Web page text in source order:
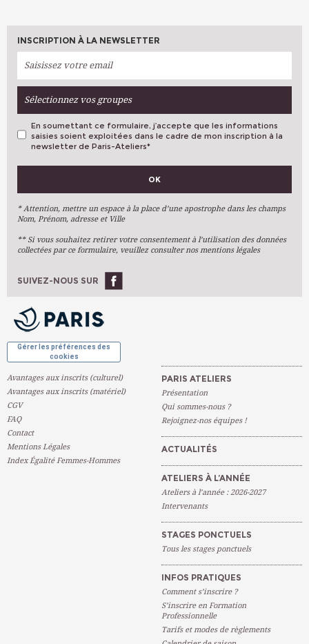
INSCRIPTION À LA NEWSLETTER
Sélectionnez vos groupes
VOS PRÉFÉRENCES
Arts Plastiques
Arts Du Texte
Arts Numériques
Ateliers À L'année
En soumettant ce formulaire, j’accepte que les informations
saisies soient exploitées dans le cadre de mon inscription à la
newsletter de Paris-Ateliers*
OK
* Attention, mettre un espace à la place d’une apostrophe dans les champs
Nom, Prénom, adresse et Ville
** Si vous souhaitez retirer votre consentement à l’utilisation des données
collectées par ce formulaire, veuillez consulter nos mentions légales
SUIVEZ-NOUS SUR
Gérer les préférences des
cookies
Avantages aux inscrits (culturel)
Avantages aux inscrits (matériel)
CGV
FAQ
Contact
Mentions Légales
Index Égalité Femmes-Hommes
PARIS ATELIERS
Présentation
Qui sommes-nous ?
Rejoignez-nos équipes !
ACTUALITÉS
ATELIERS À L’ANNÉE
Ateliers à l’année : 2026-2027
Intervenants
STAGES PONCTUELS
Tous les stages ponctuels
INFOS PRATIQUES
Comment s’inscrire ?
S’inscrire en Formation
Professionnelle
Tarifs et modes de règlements